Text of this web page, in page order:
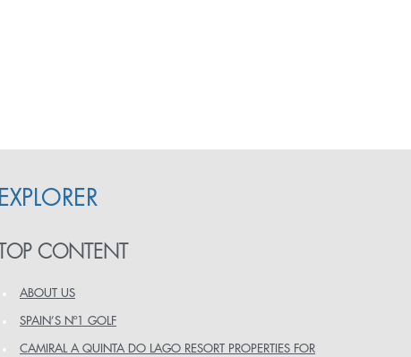
EXPLORER
TOP CONTENT
ABOUT US
SPAIN’S Nº1 GOLF
CAMIRAL A QUINTA DO LAGO RESORT PROPERTIES FOR